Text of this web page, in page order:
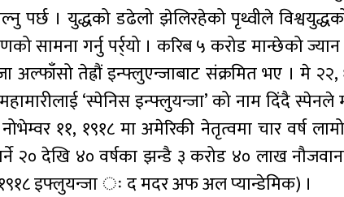
पर्छ । युद्धको डढेलो झेलिरहेको पृथ्वीले
सामना गर्नु पर्र्यो । करिब ५ करोड मान्छेको ज्यान
अल्फाँसो तेह्रौं इन्फ्लुएन्जाबाट संक्रमित भए । मे २२,
‘स्पेनिस इन्फ्लुयन्जा’ को नाम दिंदै स्पेनले
११, १९१८ मा अमेरिकी नेतृत्वमा चार वर्ष
२० देखि ४० वर्षका झन्डै ३ करोड ४० लाख
इफ्लुयन्जा ः द मदर अफ अल प्यान्डेमिक) ।